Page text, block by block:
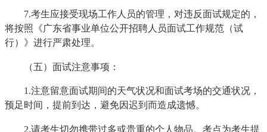
7.考生应接受现场工作人员的管理，对违反面试规定的，
将按照《广东省事业单位公开招聘人员面试工作规范（试
行）》进行严肃处理。
（五）面试注意事项：
1.注意留意面试期间的天气状况和面试考场的交通状况，
预足时间，提前到达，避免因迟到而造成遗憾。
2.请考生切勿携带过多或贵重的个人物品。考点为考生提